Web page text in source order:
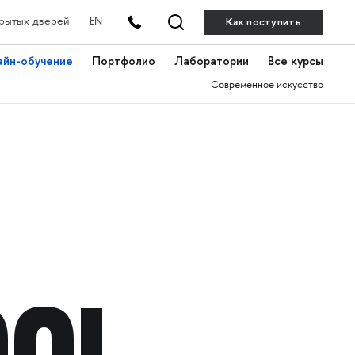
дверей EN Как поступить
обучение Портфолио Лаборатории Все курсы
Современное искусство